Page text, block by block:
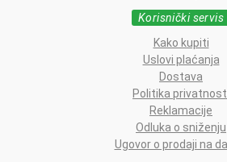
Korisnički servis
Kako kupiti
Uslovi plaćanja
Dostava
Politika
Reklamacije
Odluka o sniženju
Ugovor o prodaji na